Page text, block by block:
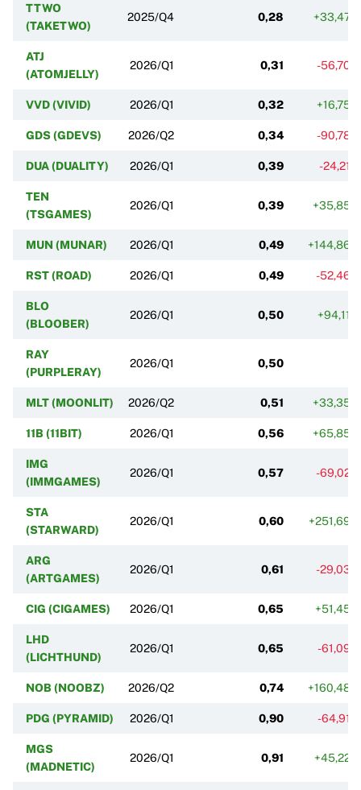
TTWO
(TAKETWO)
2025/Q4 0,28 +33,47%
ATJ
(ATOMJELLY)
2026/Q1 0,31 -56,70%
VVD (VIVID) 2026/Q1 0,32 +16,75%
GDS (GDEVS) 2026/Q2 0,34 -90,78%
DUA (DUALITY) 2026/Q1 0,39 -24,21%
TEN
(TSGAMES)
2026/Q1 0,39 +35,85%
MUN (MUNAR) 2026/Q1 0,49 +144,86%
RST (ROAD) 2026/Q1 0,49 -52,46%
BLO
(BLOOBER)
2026/Q1 0,50 +94,11%
RAY
(PURPLERAY)
2026/Q1 0,50
MLT (MOONLIT) 2026/Q2 0,51 +33,35%
11B (11BIT) 2026/Q1 0,56 +65,85%
IMG
(IMMGAMES)
2026/Q1 0,57 -69,02%
STA
(STARWARD)
2026/Q1 0,60 +251,69%
ARG
(ARTGAMES)
2026/Q1 0,61 -29,03%
CIG (CIGAMES) 2026/Q1 0,65 +51,45%
LHD
(LICHTHUND)
2026/Q1 0,65 -61,09%
NOB (NOOBZ) 2026/Q2 0,74 +160,48%
PDG (PYRAMID) 2026/Q1 0,90 -64,91%
MGS
(MADNETIC)
2026/Q1 0,91 +45,22%